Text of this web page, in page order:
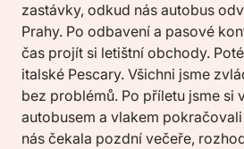
zastávky, odkud nás autobus
Prahy. Po odbavení a pasové
čas projít si letištní obchody.
italské Pescary. Všichni jsme
bez problémů. Po příletu jsme si
autobusem a vlakem
nás čekala pozdní večeře,